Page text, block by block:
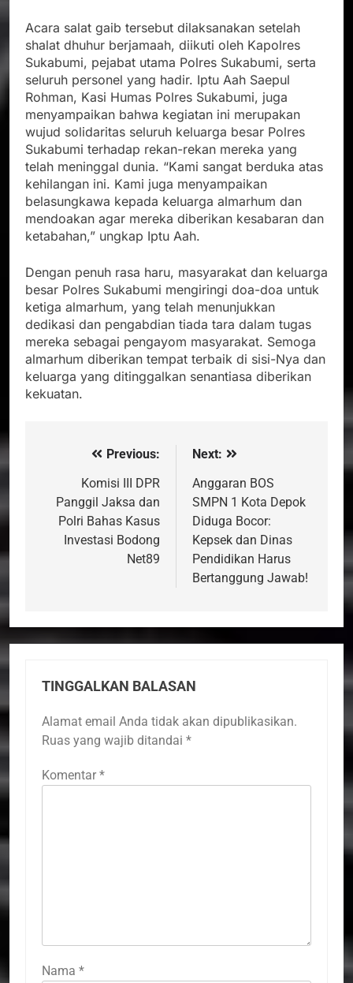
Acara salat gaib tersebut dilaksanakan setelah
shalat dhuhur berjamaah, diikuti oleh Kapolres
Sukabumi, pejabat utama Polres Sukabumi, serta
seluruh personel yang hadir. Iptu Aah Saepul
Rohman, Kasi Humas Polres Sukabumi, juga
menyampaikan bahwa kegiatan ini merupakan
wujud solidaritas seluruh keluarga besar Polres
Sukabumi terhadap rekan-rekan mereka yang
telah meninggal dunia. “Kami sangat berduka atas
kehilangan ini. Kami juga menyampaikan
belasungkawa kepada keluarga almarhum dan
mendoakan agar mereka diberikan kesabaran dan
ketabahan,” ungkap Iptu Aah.
Dengan penuh rasa haru, masyarakat dan keluarga
besar Polres Sukabumi mengiringi doa-doa untuk
ketiga almarhum, yang telah menunjukkan
dedikasi dan pengabdian tiada tara dalam tugas
mereka sebagai pengayom masyarakat. Semoga
almarhum diberikan tempat terbaik di sisi-Nya dan
keluarga yang ditinggalkan senantiasa diberikan
kekuatan.
NavigasiPrevious:
Komisi III DPR
Panggil Jaksa dan
Polri Bahas Kasus
Investasi Bodong
Net89
Next:
Anggaran BOS
SMPN 1 Kota Depok
Diduga Bocor:
Kepsek dan Dinas
Pendidikan Harus
Bertanggung Jawab!
TINGGALKAN BALASAN
Alamat email Anda tidak akan dipublikasikan.
Ruas yang wajib ditandai *
Komentar *
Nama *